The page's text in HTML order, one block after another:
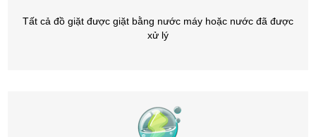
Tất cả đồ giặt được giặt bằng nước máy hoặc nước đã được
xử lý